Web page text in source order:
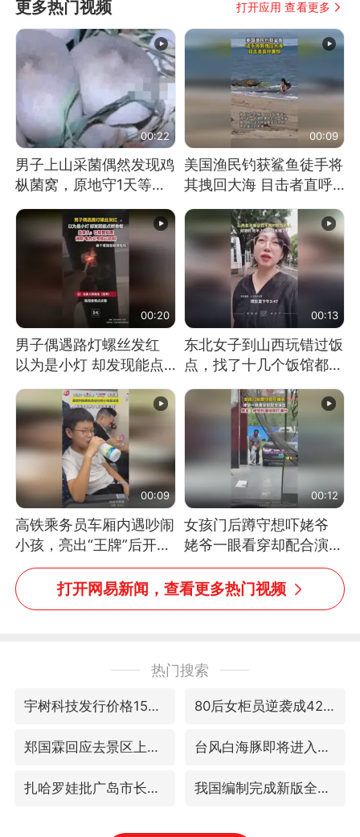
更多热门视频 打开应用 查看更多
00:22
男子上山采菌偶然发现鸡
枞菌窝，原地守1天等它
00:09
美国渔民钓获鲨鱼徒手将
其拽回大海 目击者直呼
消息）
00:20
男子偶遇路灯螺丝发红
以为是小灯 却发现能点
处理
00:13
东北女子到山西玩错过饭
点，找了十几个饭馆都没
00:09
高铁乘务员车厢内遇吵闹
小孩，亮出“王牌”后开启
一键静音
00:12
女孩门后蹲守想吓姥爷
姥爷一眼看穿却配合演出
网友：姥爷的演技我打满
分
打开网易新闻，查看更多热门视频
热门搜索
宇树科技发行价格150.80元/股 80后女柜员逆袭成4200亿银行副行长
郑国霖回应去景区上班被保安拦下 台风白海豚即将进入48小时警戒线
扎哈罗娃批广岛市长不提美国原子弹 我国编制完成新版全月地质图